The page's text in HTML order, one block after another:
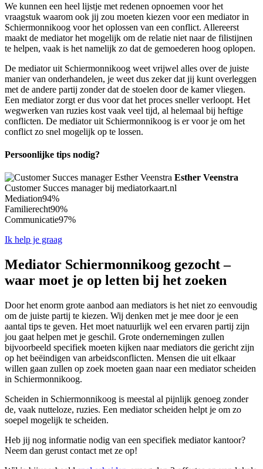
We kunnen een heel lijstje met redenen opnoemen voor het
vraagstuk waarom ook jij zou moeten kiezen voor een mediator in
Schiermonnikoog voor het oplossen van een conflict. Allereerst
maakt de mediator het mogelijk om de relatie niet naar de filistijnen
te helpen, vaak is het namelijk zo dat de gemoederen hoog oplopen.
De mediator uit Schiermonnikoog weet vrijwel alles over de juiste
manier van onderhandelen, je weet dus zeker dat jij kunt overleggen
met de andere partij zonder dat de stoelen door de kamer vliegen.
Een mediator zorgt er dus voor dat het proces sneller verloopt. Het
wegwerken van ruzies kost vaak veel tijd, al helemaal bij heftige
conflicten. De mediator uit Schiermonnikoog is er voor je om het
conflict zo snel mogelijk op te lossen.
Persoonlijke tips nodig?
Esther Veenstra
Customer Succes manager bij mediatorkaart.nl
Mediation94%
Familierecht90%
Communicatie97%
Ik help je graag
Mediator Schiermonnikoog gezocht –
waar moet je op letten bij het zoeken
Door het enorm grote aanbod aan mediators is het niet zo eenvoudig
om de juiste partij te kiezen. Wij denken met je mee door je een
aantal tips te geven. Het moet natuurlijk wel een ervaren partij zijn
jou gaat helpen met je geschil. Grote ondernemingen zullen
bijvoorbeeld specifiek moeten kijken naar mediators die gericht zijn
op het beëindigen van arbeidsconflicten. Mensen die uit elkaar
willen gaan zullen op zoek moeten gaan naar een mediator scheiden
in Schiermonnikoog.
Scheiden in Schiermonnikoog is meestal al pijnlijk genoeg zonder
de, vaak nutteloze, ruzies. Een mediator scheiden helpt je om zo
soepel mogelijk te scheiden.
Heb jij nog informatie nodig van een specifiek mediator kantoor?
Neem dan gerust contact met ze op!